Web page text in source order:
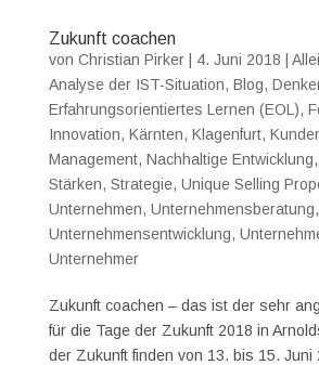
Zukunft coachen
von Christian Pirker| 4. Juni 2018 |
Analyse der IST-Situation, Blog,
Erfahrungsorientiertes Lernen (EOL),
Innovation, Kärnten, Klagenfurt,
Management, Nachhaltige Entwicklung,
Stärken, Strategie, Unique Selling
Unternehmen, Unternehmensberatung,
Unternehmensentwicklung,
Unternehmer
Zukunft coachen – das ist der sehr
für die Tage der Zukunft 2018 in
der Zukunft finden von 13. bis 15. Juni